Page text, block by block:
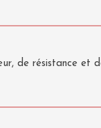
de résistance et